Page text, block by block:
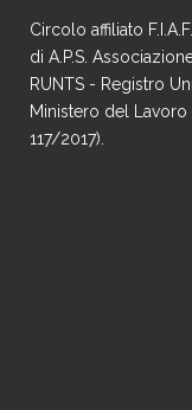
Circolo affiliato
di A.P.S.
RUNTS - Registro
Ministero del Lavoro
117/2017).